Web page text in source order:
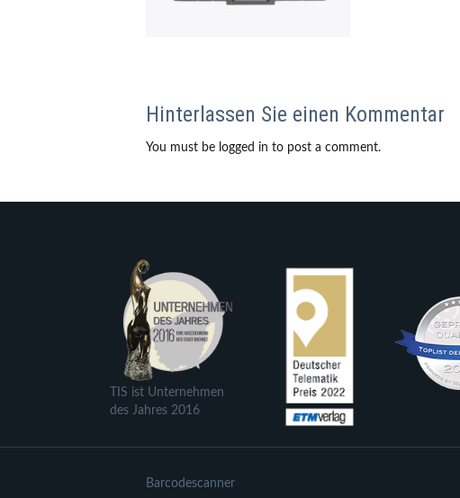
Hinterlassen Sie einen Kommentar
You must be logged in to post a comment.
TIS ist Unternehmen
des Jahres 2016
Barcodescanner